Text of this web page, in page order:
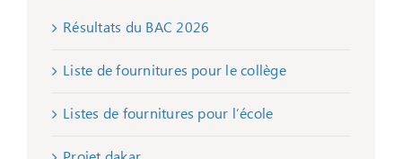
Résultats du BAC 2026
Liste de fournitures pour le collège
Listes de fournitures pour l’école